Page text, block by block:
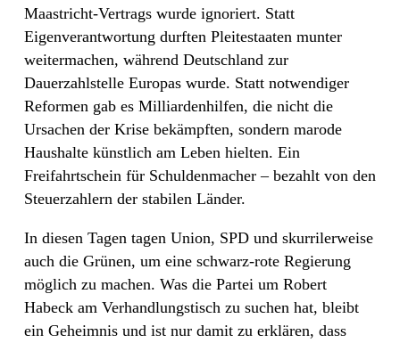
Maastricht-Vertrags wurde ignoriert. Statt
Eigenverantwortung durften Pleitestaaten munter
weitermachen, während Deutschland zur
Dauerzahlstelle Europas wurde. Statt notwendiger
Reformen gab es Milliardenhilfen, die nicht die
Ursachen der Krise bekämpften, sondern marode
Haushalte künstlich am Leben hielten. Ein
Freifahrtschein für Schuldenmacher – bezahlt von den
Steuerzahlern der stabilen Länder.
In diesen Tagen tagen Union, SPD und skurrilerweise
auch die Grünen, um eine schwarz-rote Regierung
möglich zu machen. Was die Partei um Robert
Habeck am Verhandlungstisch zu suchen hat, bleibt
ein Geheimnis und ist nur damit zu erklären, dass